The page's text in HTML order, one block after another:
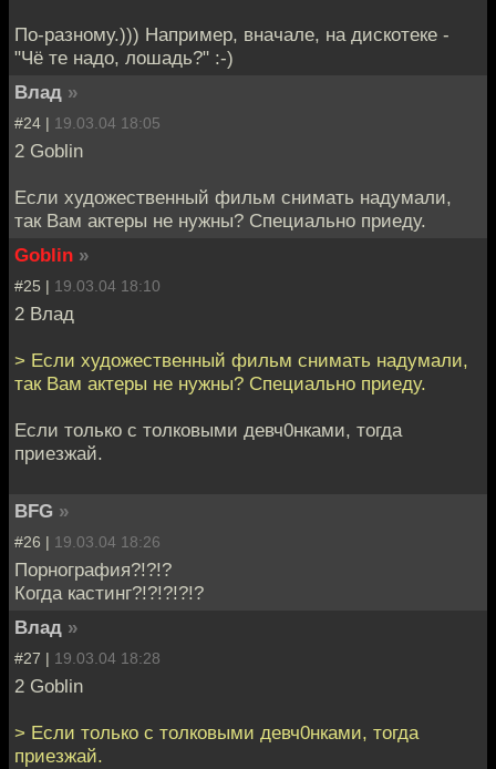
По-разному.))) Например, вначале, на дискотеке -
"Чё те надо, лошадь?" :-)
Влад »
#24 | 19.03.04 18:05
2 Goblin
Если художественный фильм снимать надумали,
так Вам актеры не нужны? Специально приеду.
Goblin »
#25 | 19.03.04 18:10
2 Влад
> Если художественный фильм снимать надумали,
так Вам актеры не нужны? Специально приеду.
Если только с толковыми девч0нками, тогда
приезжай.
BFG »
#26 | 19.03.04 18:26
Порнография?!?!?
Когда кастинг?!?!?!?!?
Влад »
#27 | 19.03.04 18:28
2 Goblin
> Если только с толковыми девч0нками, тогда
приезжай.